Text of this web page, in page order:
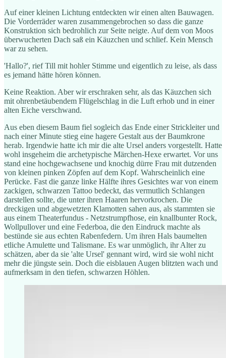
Auf einer kleinen Lichtung entdeckten wir einen alten Bauwagen.
Die Vorderräder waren zusammengebrochen so dass die ganze
Konstruktion sich bedrohlich zur Seite neigte. Auf dem von Moos
überwucherten Dach saß ein Käuzchen und schlief. Kein Mensch
war zu sehen.
'Hallo?', rief Till mit hohler Stimme und eigentlich zu leise, als dass
es jemand hätte hören können.
Keine Reaktion. Aber wir erschraken sehr, als das Käuzchen sich
mit ohrenbetäubendem Flügelschlag in die Luft erhob und in einer
alten Eiche verschwand.
Aus eben diesem Baum fiel sogleich das Ende einer Strickleiter und
nach einer Minute stieg eine hagere Gestalt aus der Baumkrone
herab. Irgendwie hatte ich mir die alte Ursel anders vorgestellt. Hatte
wohl insgeheim die archetypische Märchen-Hexe erwartet. Vor uns
stand eine hochgewachsene und knochig dürre Frau mit dutzenden
von kleinen pinken Zöpfen auf dem Kopf. Wahrscheinlich eine
Perücke. Fast die ganze linke Hälfte ihres Gesichtes war von einem
zackigen, schwarzen Tattoo bedeckt, das vermutlich Schlangen
darstellen sollte, die unter ihren Haaren hervorkrochen. Die
dreckigen und abgewetzten Klamotten sahen aus, als stammten sie
aus einem Theaterfundus - Netzstrumpfhose, ein knallbunter Rock,
Wollpullover und eine Federboa, die den Eindruck machte als
bestünde sie aus echten Rabenfedern. Um ihren Hals baumelten
etliche Amulette und Talismane. Es war unmöglich, ihr Alter zu
schätzen, aber da sie 'alte Ursel' gennant wird, wird sie wohl nicht
mehr die jüngste sein. Doch die eisblauen Augen blitzten wach und
aufmerksam in den tiefen, schwarzen Höhlen.